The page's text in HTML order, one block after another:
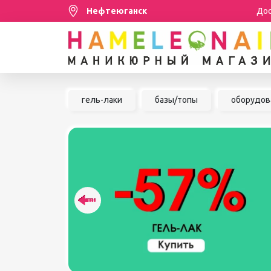
Нефтеюганск
Распродажа
ШУГАРИНГ/ДЕПИЛЯЦИЯ
УХОД
АКСЕССУАРЫ
гель-лаки базы/топы